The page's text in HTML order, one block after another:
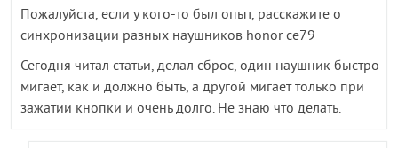
Пожалуйста, если у кого-то был опыт, расскажите о
синхронизации разных наушников honor ce79
Сегодня читал статьи, делал сброс, один наушник быстро
мигает, как и должно быть, а другой мигает только при
зажатии кнопки и очень долго. Не знаю что делать.